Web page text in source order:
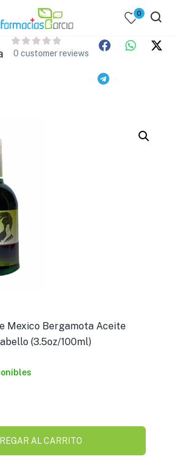
0
0 customer reviews
Mexico Bergamota Aceite
(3.5oz/100ml)
AL CARRITO